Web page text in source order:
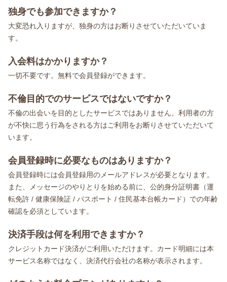
独身でも参加できますか？
大変恐れ入りますが、独身の方はお断りさせていただいていま
す。
入会料はかかりますか？
一切不要です。無料で会員登録ができます。
不倫目的でのサービスではないですか？
不倫の出会いを目的としたサービスではありません。利用者の方
が不快に思う行為をされる方はご利用をお断りさせていただいて
います。
会員登録時に必要なものはありますか？
会員登録時には会員登録用のメールアドレスが必要となります。
また、メッセージのやりとりを始める前に、公的身分証明書（運
転免許 / 健康保険証 / パスポート / 住民基本台帳カード）での年齢
確認を必須としています。
決済手段は何を利用できますか？
クレジットカード決済がご利用いただけます。カード明細には本
サービス名称ではなく、決済代行会社の名称が表示されます。